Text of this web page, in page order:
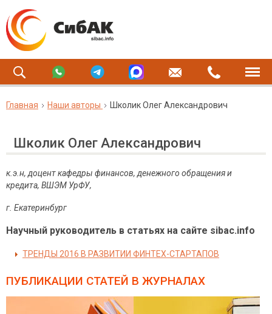
Главная Наши авторы Школик Олег Александрович
Школик Олег Александрович
к.э.н, доцент кафедры финансов, денежного обращения и
кредита, ВШЭМ УрФУ,
г. Екатеринбург
Научный руководитель в статьях на сайте sibac.info
ТРЕНДЫ 2016 В РАЗВИТИИ ФИНТЕХ-СТАРТАПОВ
ПУБЛИКАЦИИ СТАТЕЙ В ЖУРНАЛАХ